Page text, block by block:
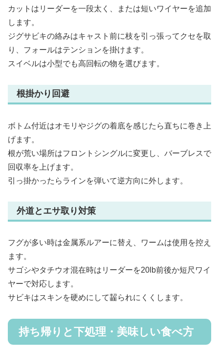
カットはリーダーを一段太く、または短いワイヤーを追加
します。
ジグサビキの絡みはキャスト前に枝を引っ張ってクセを取
り、フォールはテンションを掛けます。
スイベルは小型でも高回転の物を選びます。
根掛かり回避
ボトム付近はオモリやジグの着底を感じたら直ちに巻き上
げます。
根が荒い場所はフロントシングルに変更し、バーブレスで
回収率を上げます。
引っ掛かったらラインを弾いて逆方向に外します。
外道とエサ取り対策
フグが多い時は金属系ルアーに替え、ワームは使用を控え
ます。
サゴシやタチウオ混在時はリーダーを20lb前後か短尺ワイ
ヤーで対応します。
サビキはスキンを硬めにして齧られにくくします。
持ち帰りと下処理・美味しい食べ方